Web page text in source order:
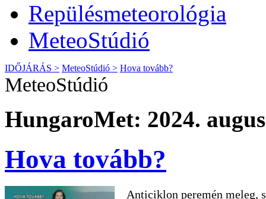
Repülésmeteorológia
MeteoStúdió
IDŐJÁRÁS > MeteoStúdió > Hova tovább?
MeteoStúdió
HungaroMet: 2024.
Hova tovább?
Anticiklon peremén meleg,